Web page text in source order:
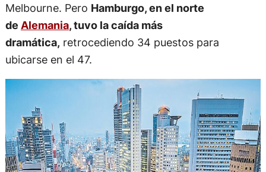
Melbourne. Pero Hamburgo, en el norte
de Alemania, tuvo la caída más
dramática, retrocediendo 34 puestos para
ubicarse en el 47.